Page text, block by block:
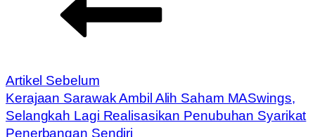
Artikel Sebelum
Kerajaan Sarawak Ambil Alih Saham MASwings,
Selangkah Lagi Realisasikan Penubuhan Syarikat
Penerbangan Sendiri